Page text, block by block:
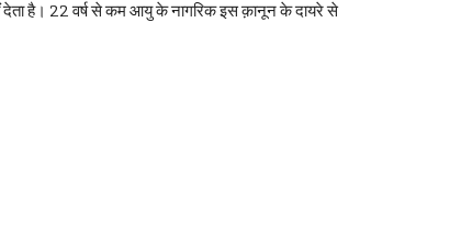
है। 22 वर्ष से कम आयु के नागरिक इस क़ानून के दायरे से